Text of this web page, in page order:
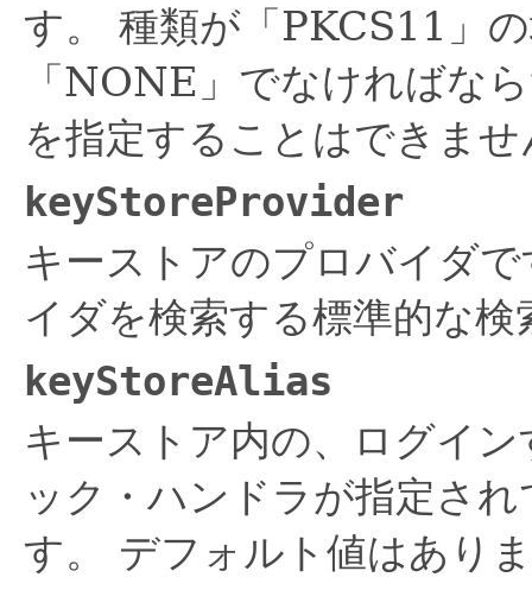
す。
種類が「PKCS11」
「NONE」でなければ
を指定することはできませ
keyStoreProvider
キーストアのプロバイダで
イダを検索する標準的な
keyStoreAlias
キーストア内の、ログイ
ック・ハンドラが指定さ
す。
デフォルト値はあり